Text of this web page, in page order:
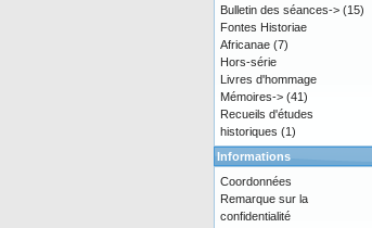
Bulletin des séances-> (15)
Fontes Historiae
Africanae (7)
Hors-série
Livres d'hommage
Mémoires-> (41)
Recueils d'études
historiques (1)
Informations
Coordonnées
Remarque sur la
confidentialité